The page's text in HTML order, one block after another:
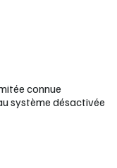
connue
système désactivée